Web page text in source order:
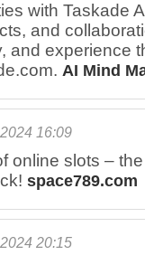
with Taskade
and
and experience
AI Mind
16:09
online slots –
space789.com
20:15